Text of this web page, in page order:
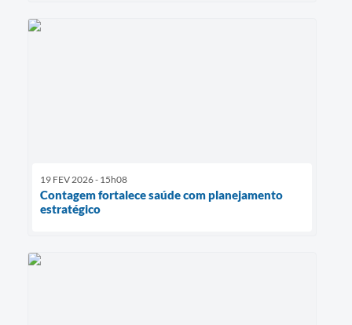
19 FEV 2026 - 15h08
Contagem fortalece saúde com planejamento
estratégico